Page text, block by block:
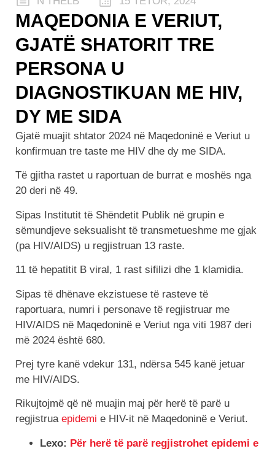
MAQEDONIA E VERIUT,
GJATË SHATORIT TRE
PERSONA U
DIAGNOSTIKUAN ME HIV,
DY ME SIDA
Gjatë muajit shtator 2024 në Maqedoninë e Veriut u
konfirmuan tre taste me HIV dhe dy me SIDA.
Të gjitha rastet u raportuan de burrat e moshës nga
20 deri në 49.
Sipas Institutit të Shëndetit Publik në grupin e
sëmundjeve seksualisht të transmetueshme me gjak
(pa HIV/AIDS) u regjistruan 13 raste.
11 të hepatitit B viral, 1 rast sifilizi dhe 1 klamidia.
Sipas të dhënave ekzistuese të rasteve të
raportuara, numri i personave të regjistruar me
HIV/AIDS në Maqedoninë e Veriut nga viti 1987 deri
më 2024 është 680.
Prej tyre kanë vdekur 131, ndërsa 545 kanë jetuar
me HIV/AIDS.
Rikujtojmë që në muajin maj për herë të parë u
regjistrua epidemi e HIV-it në Maqedoninë e Veriut.
Lexo: Për herë të parë regjistrohet epidemi e